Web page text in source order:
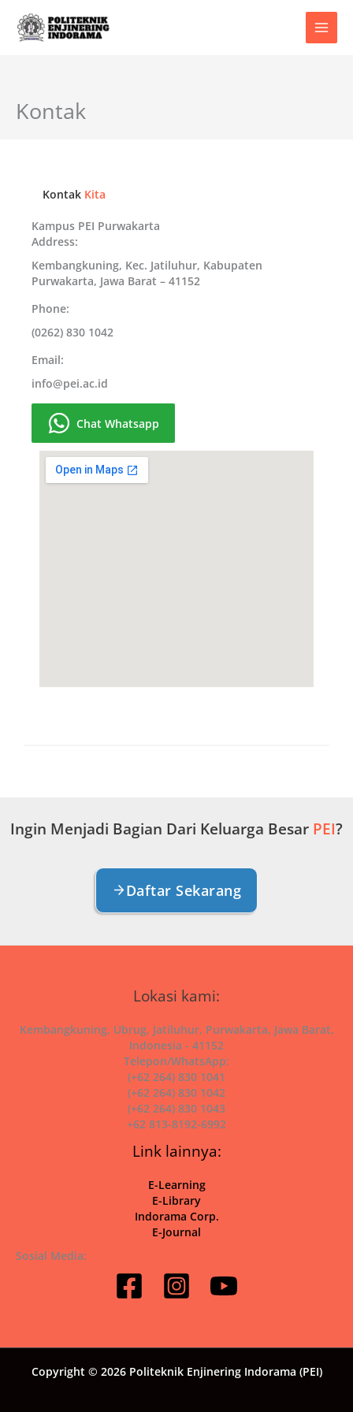
content
Kontak
Kontak Kita
Kampus PEI Purwakarta
Address:
Kembangkuning, Kec. Jatiluhur, Kabupaten
Purwakarta, Jawa Barat – 41152
Phone:
(0262) 830 1042
Email:
info@pei.ac.id
Chat Whatsapp
Ingin Menjadi Bagian Dari Keluarga Besar PEI?
Daftar Sekarang
Lokasi kami:
Kembangkuning, Ubrug, Jatiluhur, Purwakarta, Jawa Barat,
Indonesia - 41152
Telepon/WhatsApp:
(+62 264) 830 1041
(+62 264) 830 1042
(+62 264) 830 1043
+62 813-8192-6992
Link lainnya:
E-Learning
E-Library
Indorama Corp.
E-Journal
Sosial Media:
Copyright © 2026 Politeknik Enjinering Indorama (PEI)